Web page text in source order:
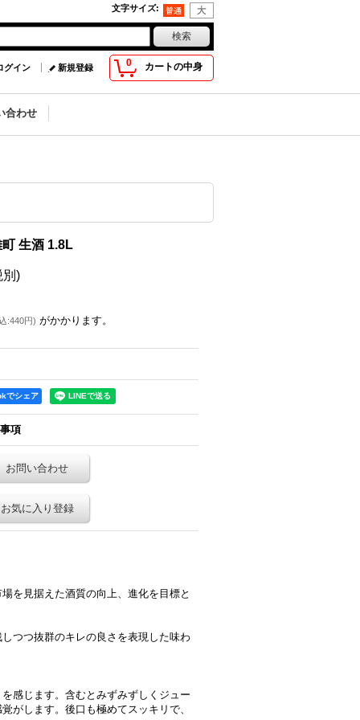
文字サイズ:
0 カートの中身
グイン 新規登録
合わせ
生酒 1.8L
別)
:440円) がかかります。
でシェア
項
お問い合わせ
お気に入り登録
を見据えた酒質の向上、進化を目標と
つつ抜群のキレの良さを表現した味わ
感じます。含むとみずみずしくジュー
がします。後口も極めてスッキリで、